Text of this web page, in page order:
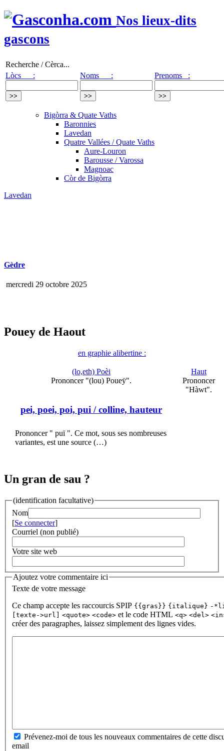
Nos lieux-dits
gascons
Recherche / Cèrca...
Lòcs :
Noms : Prenoms :
Bigòrra & Quate Vaths
Baronnies
Lavedan
Quatre Vallées / Quate Vaths
Aure-Louron
Barousse / Varossa
Magnoac
Còr de Bigòrra
Lavedan
Gèdre
mercredi 29 octobre 2025
Pouey de Haout
en graphie alibertine :
(lo,eth) Poèi
Prononcer "(lou) Poueÿ".
pei, poei, poi, pui / colline, hauteur
Prononcer " puï ". Ce mot, sous ses nombreuses
variantes, est une source (…)
Haut
Prononcer
"Hàwt".
Un gran de sau ?
(identification facultative)
Nom
[Se connecter]
Courriel (non publié)
Votre site web
Ajoutez votre commentaire ici
Texte de votre message
Ce champ accepte les raccourcis SPIP {{gras}} {italique} -
[texte->url]
<quote> <code> et le code HTML <q> <del>
créer des paragraphes, laissez simplement des lignes vides.
Prévenez-moi de tous les nouveaux commentaires de cette
email